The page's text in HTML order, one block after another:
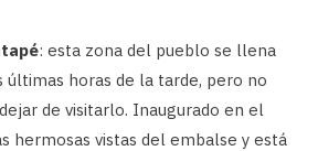
: esta zona del pueblo se llena
últimas horas de la tarde, pero no
de visitarlo. Inaugurado en el
hermosas vistas del embalse y está